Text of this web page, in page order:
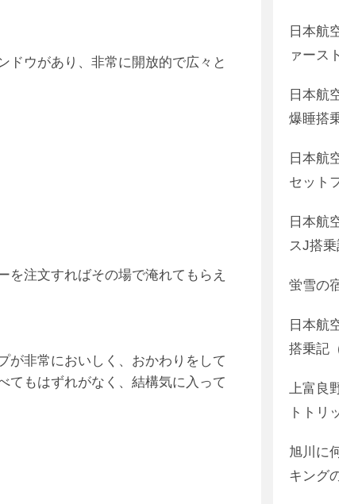
ドウがあり、非常に開放的で広々と
を注文すればその場で淹れてもらえ
が非常においしく、おかわりをして
てもはずれがなく、結構気に入って
日本
ァース
日本航
爆睡搭
日本航
セット
日本航
スJ搭乗
蛍雪の
日本航
搭乗記
上富良
トトリ
旭川に
キング